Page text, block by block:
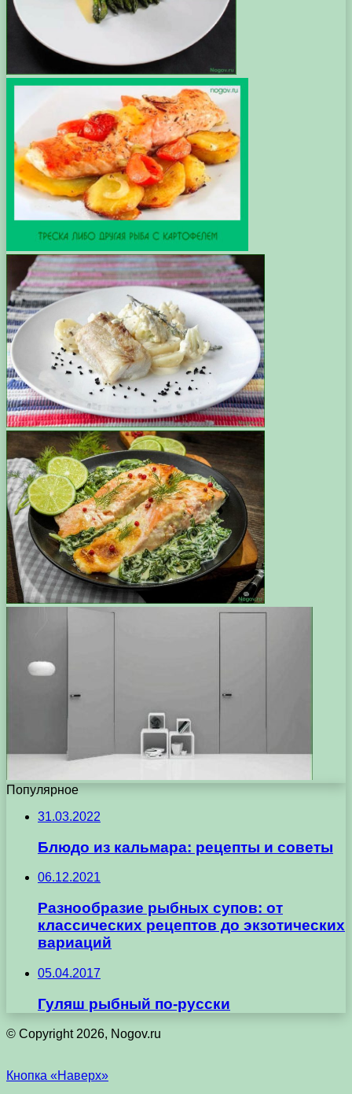
Популярное
31.03.2022
Блюдо из кальмара: рецепты и советы
06.12.2021
Разнообразие рыбных супов: от
классических рецептов до экзотических
вариаций
05.04.2017
Гуляш рыбный по-русски
© Copyright 2026, Nogov.ru
Кнопка «Наверх»